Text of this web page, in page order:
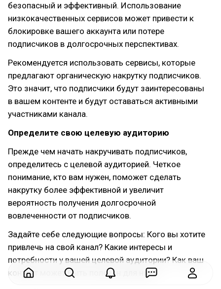
безопасный и эффективный. Использование
низкокачественных сервисов может привести к
блокировке вашего аккаунта или потере
подписчиков в долгосрочных перспективах.
Рекомендуется использовать сервисы, которые
предлагают органическую накрутку подписчиков.
Это значит, что подписчики будут заинтересованы
в вашем контенте и будут оставаться активными
участниками канала.
Определите свою целевую аудиторию
Прежде чем начать накручивать подписчиков,
определитесь с целевой аудиторией. Четкое
понимание, кто вам нужен, поможет сделать
накрутку более эффективной и увеличит
вероятность получения долгосрочной
вовлеченности от подписчиков.
Задайте себе следующие вопросы: Кого вы хотите
привлечь на свой канал? Какие интересы и
потребности у вашей целевой аудитории? Как ваш
контент может быть полезен для них?